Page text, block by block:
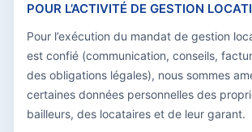
POUR L’ACTIVITÉ DE GESTION
Pour l’exécution du mandat de gestion
est confié (communication, conseils,
des obligations légales), nous sommes
certaines données personnelles des
bailleurs, des locataires et de leur garant.